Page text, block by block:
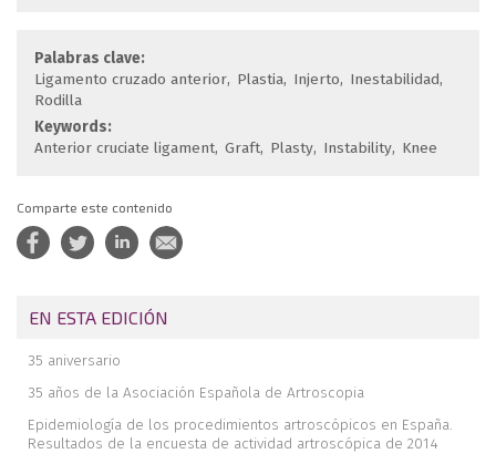
Palabras clave:
Ligamento cruzado anterior Plastia Injerto
Inestabilidad
Rodilla
Keywords:
Anterior cruciate ligament Graft Plasty Instability Knee
Comparte este contenido
EN ESTA EDICIÓN
35 aniversario
35 años de la Asociación Española de Artroscopia
Epidemiología de los procedimientos artroscópicos en España.
Resultados de la encuesta de actividad artroscópica de 2014